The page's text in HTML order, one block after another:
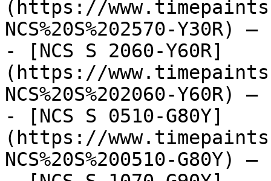
(https://
NCS%20S%202570-Y30R)
- [NCS S 2060-Y60R]
(https://
NCS%20S%202060-Y60R)
- [NCS S 0510-G80Y]
(https://
NCS%20S%200510-